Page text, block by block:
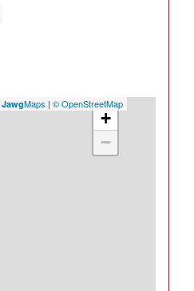
+
−
JawgMaps | © OpenStreetMap